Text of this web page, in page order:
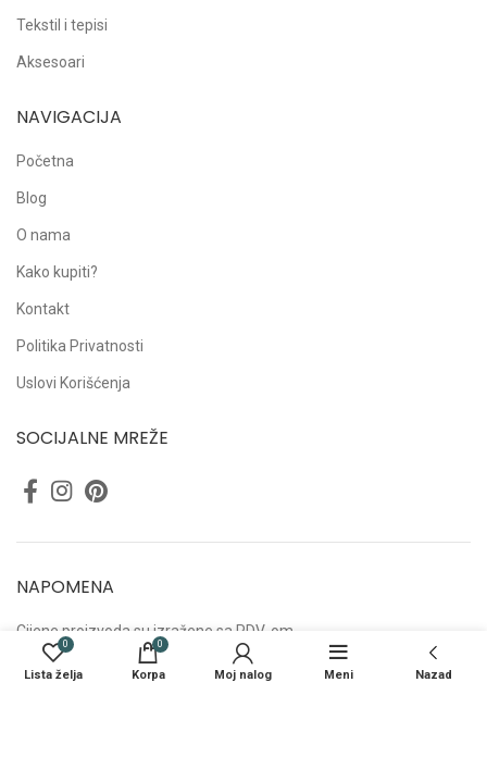
Tekstil i tepisi
Aksesoari
NAVIGACIJA
Početna
Blog
O nama
Kako kupiti?
Kontakt
Politika Privatnosti
Uslovi Korišćenja
SOCIJALNE MREŽE
NAPOMENA
Cijene proizvoda su izražene sa PDV-om.
Opisi i fotografije mogu odstupati od originala, zadržavamo pravo
greške.
0
Lista želja
0
Korpa Moj nalog Meni Nazad